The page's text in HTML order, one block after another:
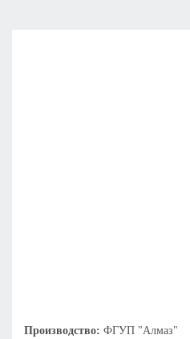
Производство: ФГУП "Алмаз"